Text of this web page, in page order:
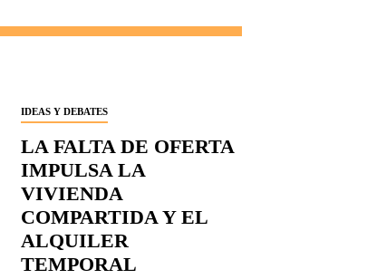
IDEAS Y DEBATES
LA FALTA DE OFERTA
IMPULSA LA
VIVIENDA
COMPARTIDA Y EL
ALQUILER
TEMPORAL